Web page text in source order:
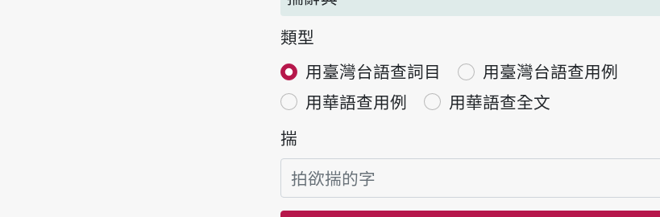
類型
用臺灣台語查詞目
用臺灣台語查用例
用華語查用例
用華語查全文
揣